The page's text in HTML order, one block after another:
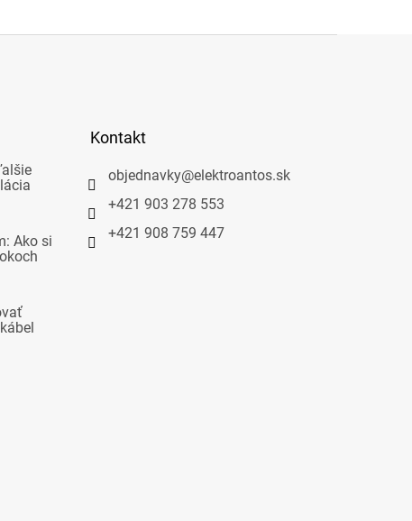
Ako si
Kontakt
objednavky@elektroantos.sk
+421 903 278 553
+421 908 759 447